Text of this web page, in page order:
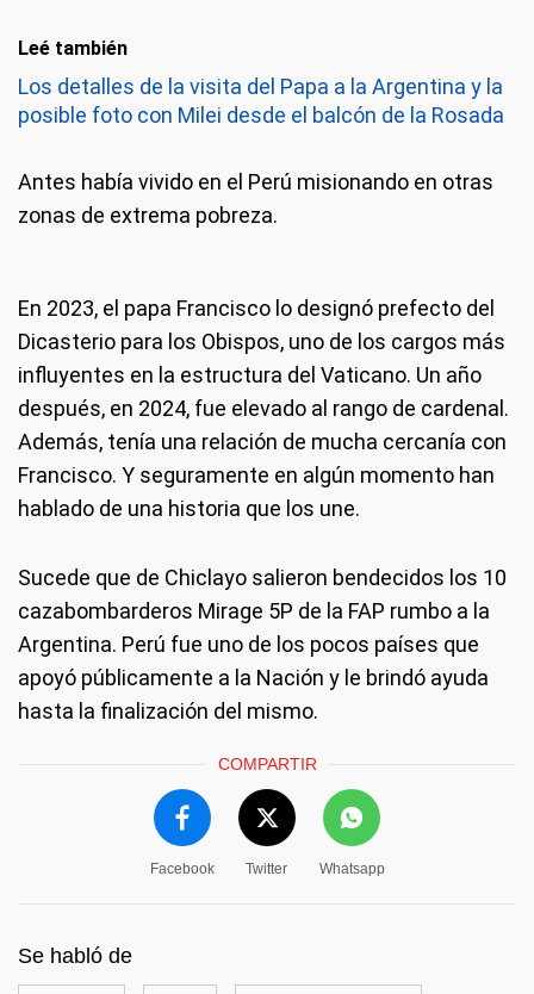
Leé también
Los detalles de la visita del Papa a la Argentina y la
posible foto con Milei desde el balcón de la Rosada
Antes había vivido en el Perú misionando en otras
zonas de extrema pobreza.
En 2023, el papa Francisco lo designó prefecto del
Dicasterio para los Obispos, uno de los cargos más
influyentes en la estructura del Vaticano. Un año
después, en 2024, fue elevado al rango de cardenal.
Además, tenía una relación de mucha cercanía con
Francisco. Y seguramente en algún momento han
hablado de una historia que los une.
Sucede que de Chiclayo salieron bendecidos los 10
cazabombarderos Mirage 5P de la FAP rumbo a la
Argentina. Perú fue uno de los pocos países que
apoyó públicamente a la Nación y le brindó ayuda
hasta la finalización del mismo.
COMPARTIR
Facebook Twitter Whatsapp
Se habló de